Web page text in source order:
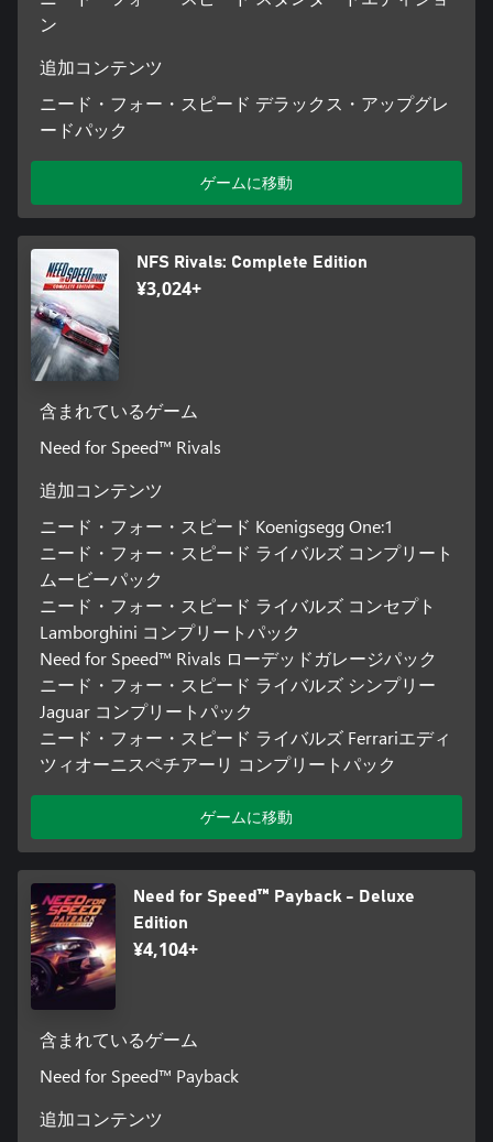
ン
追加コンテンツ
ニード・フォー・スピード デラックス・アップグレ
ードパック
ゲームに移動
NFS Rivals: Complete Edition
¥3,024+
含まれているゲーム
Need for Speed™ Rivals
追加コンテンツ
ニード・フォー・スピード Koenigsegg One:1
ニード・フォー・スピード ライバルズ コンプリート
ムービーパック
ニード・フォー・スピード ライバルズ コンセプト
Lamborghini コンプリートパック
Need for Speed™ Rivals ローデッドガレージパック
ニード・フォー・スピード ライバルズ シンプリー
Jaguar コンプリートパック
ニード・フォー・スピード ライバルズ Ferrariエディ
ツィオーニスペチアーリ コンプリートパック
ゲームに移動
Need for Speed™ Payback - Deluxe
Edition
¥4,104+
含まれているゲーム
Need for Speed™ Payback
追加コンテンツ